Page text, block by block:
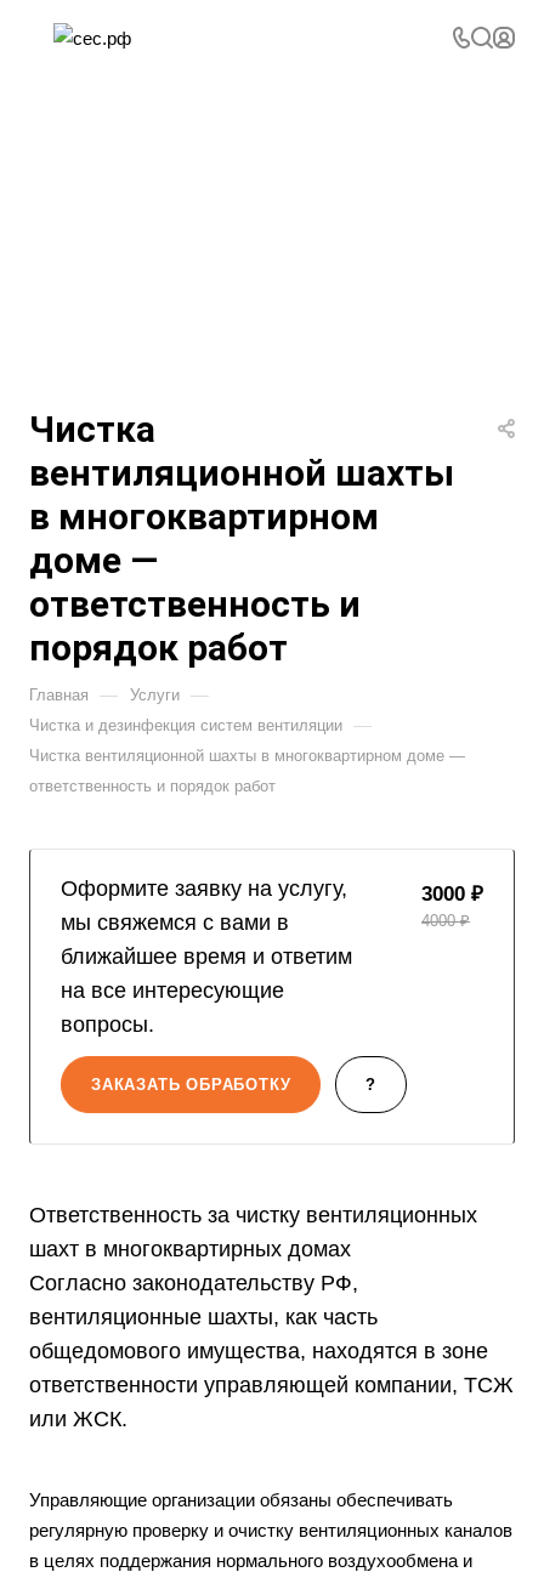
Чистка
вентиляционной шахты
в многоквартирном
доме —
ответственность и
порядок работ
Главная — Услуги —
Чистка и дезинфекция систем вентиляции —
Чистка вентиляционной шахты в многоквартирном доме —
ответственность и порядок работ
Оформите заявку на услугу,
мы свяжемся с вами в
ближайшее время и ответим
на все интересующие
вопросы.
3000 ₽
4000 ₽
ЗАКАЗАТЬ ОБРАБОТКУ ?
Ответственность за чистку вентиляционных
шахт в многоквартирных домах
Согласно законодательству РФ,
вентиляционные шахты, как часть
общедомового имущества, находятся в зоне
ответственности управляющей компании, ТСЖ
или ЖСК.
Управляющие организации обязаны обеспечивать
регулярную проверку и очистку вентиляционных каналов
в целях поддержания нормального воздухообмена и